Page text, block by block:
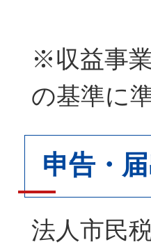
※収益事
の基準に
申告・
法人市民